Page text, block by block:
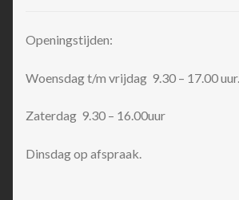
Openingstijden:
Woensdag t/m vrijdag 9.30 – 17.00 uur.
Zaterdag 9.30 – 16.00uur
Dinsdag op afspraak.